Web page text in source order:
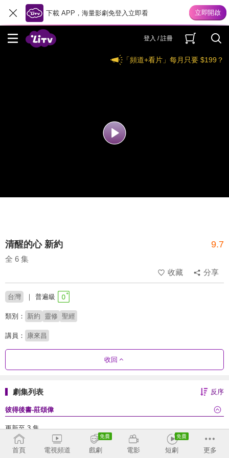
下載 APP，海量影劇免登入立即看
登入 / 註冊
「頻道+看片」每月只要 $199？
清醒的心 新約 9.7
全 6 集
收藏
分享
台灣 普遍級
類別： 新約 靈修 聖經
講員： 康來昌
收回
劇集列表 反序
彼得後書-莊頌偉
更新至 3 集
首頁 電視頻道 戲劇 電影 短劇 更多